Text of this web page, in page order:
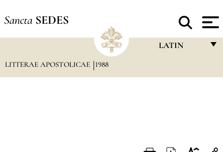
Sancta SEDES
LATIN
LITTERAE APOSTOLICAE 1988